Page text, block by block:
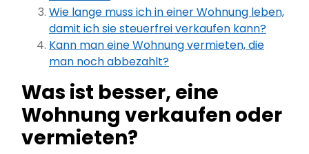
Wie lange muss ich in einer Wohnung leben,
damit ich sie steuerfrei verkaufen kann?
Kann man eine Wohnung vermieten, die
man noch abbezahlt?
Was ist besser, eine
Wohnung verkaufen oder
vermieten?